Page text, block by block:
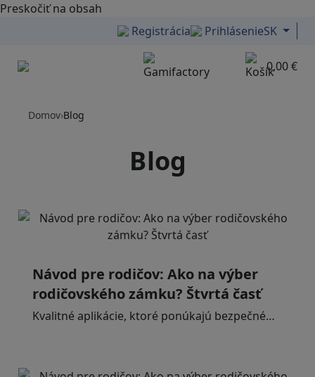
Preskočiť na obsah
Registrácia
PrihlásenieSK
0,00 €
Domov›Blog
Blog
Návod pre rodičov: Ako na výber
rodičovského zámku? Štvrtá časť
Kvalitné aplikácie, ktoré ponúkajú bezpečné…